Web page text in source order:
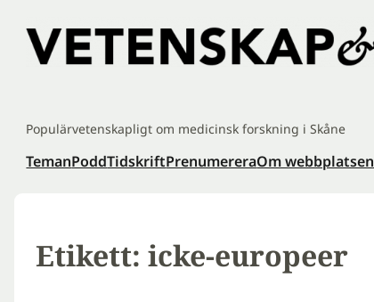
innehåll
Populärvetenskapligt om medicinsk forskning i Skåne
TemanPoddTidskriftPrenumereraOm webbplatsen
Etikett: icke-europeer